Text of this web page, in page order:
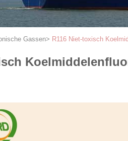
Gassen> R116 Niet-toxisch